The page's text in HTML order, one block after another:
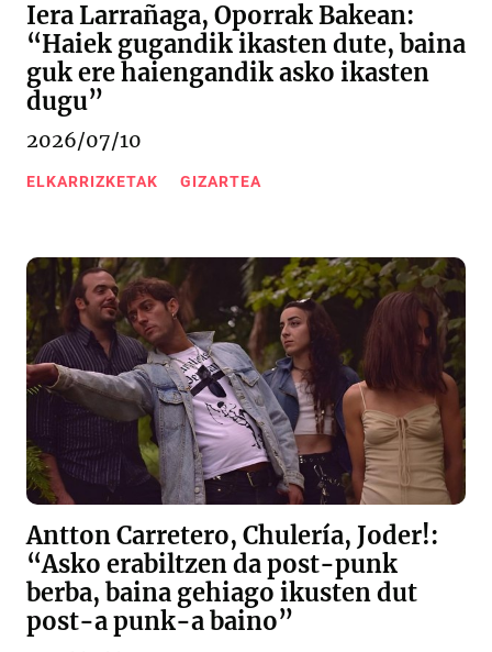
Iera Larrañaga, Oporrak Bakean:
“Haiek gugandik ikasten dute, baina
guk ere haiengandik asko ikasten
dugu”
2026/07/10
ELKARRIZKETAK GIZARTEA
Antton Carretero, Chulería, Joder!:
“Asko erabiltzen da post-punk
berba, baina gehiago ikusten dut
post-a punk-a baino”